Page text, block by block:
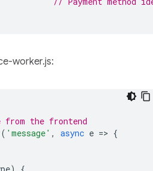
worker.js:
from the frontend
( 'message' , async e => {